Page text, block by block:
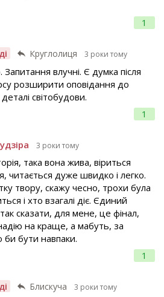
1
Круглолиця 3 роки тому
1
влучні. Є думка після
розширити оповідання до
світобудови.
3 роки тому
1
така вона жива, віриться
читається дуже швидко і легко.
твору, скажу чесно, трохи була
і хто взагалі діє. Єдиний
сказати, для мене, це фінал,
на краще, а мабуть, за
бути навпаки.
Блискуча 3 роки тому